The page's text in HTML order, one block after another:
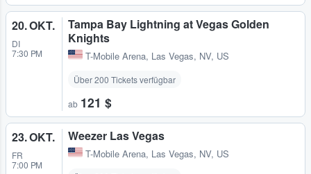
20. OKT.
DI
7:30 PM
Tampa Bay Lightning at Vegas Golden
Knights
T-Mobile Arena, Las Vegas, NV, US
Über 200 Tickets verfügbar
ab 121 $
23. OKT.
FR
7:00 PM
Weezer Las Vegas
T-Mobile Arena, Las Vegas, NV, US